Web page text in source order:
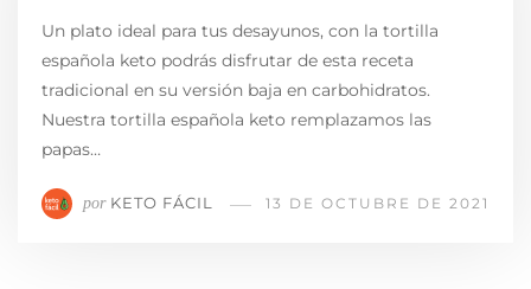
Un plato ideal para tus desayunos, con la tortilla
española keto podrás disfrutar de esta receta
tradicional en su versión baja en carbohidratos.
Nuestra tortilla española keto remplazamos las
papas…
por KETO FÁCIL 13 DE OCTUBRE DE 2021